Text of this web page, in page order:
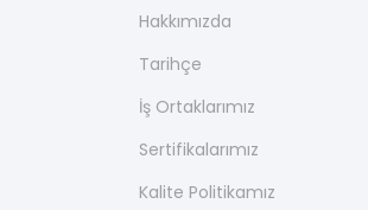
Hakkımızda
Tarihçe
İş Ortaklarımız
Sertifikalarımız
Kalite Politikamız